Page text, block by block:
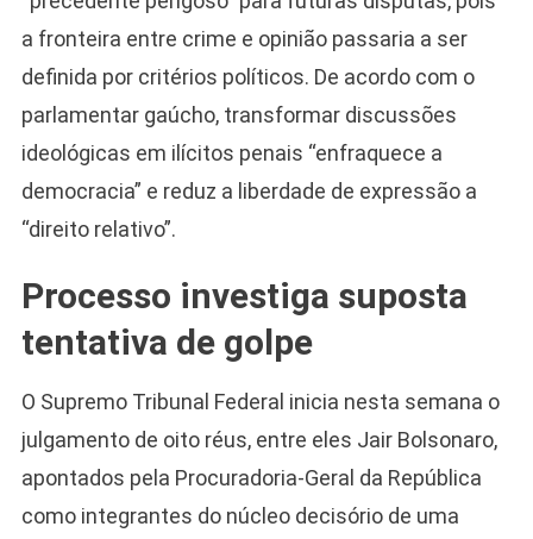
a fronteira entre crime e opinião passaria a ser
definida por critérios políticos. De acordo com o
parlamentar gaúcho, transformar discussões
ideológicas em ilícitos penais “enfraquece a
democracia” e reduz a liberdade de expressão a
“direito relativo”.
Processo investiga suposta
tentativa de golpe
O Supremo Tribunal Federal inicia nesta semana o
julgamento de oito réus, entre eles Jair Bolsonaro,
apontados pela Procuradoria-Geral da República
como integrantes do núcleo decisório de uma